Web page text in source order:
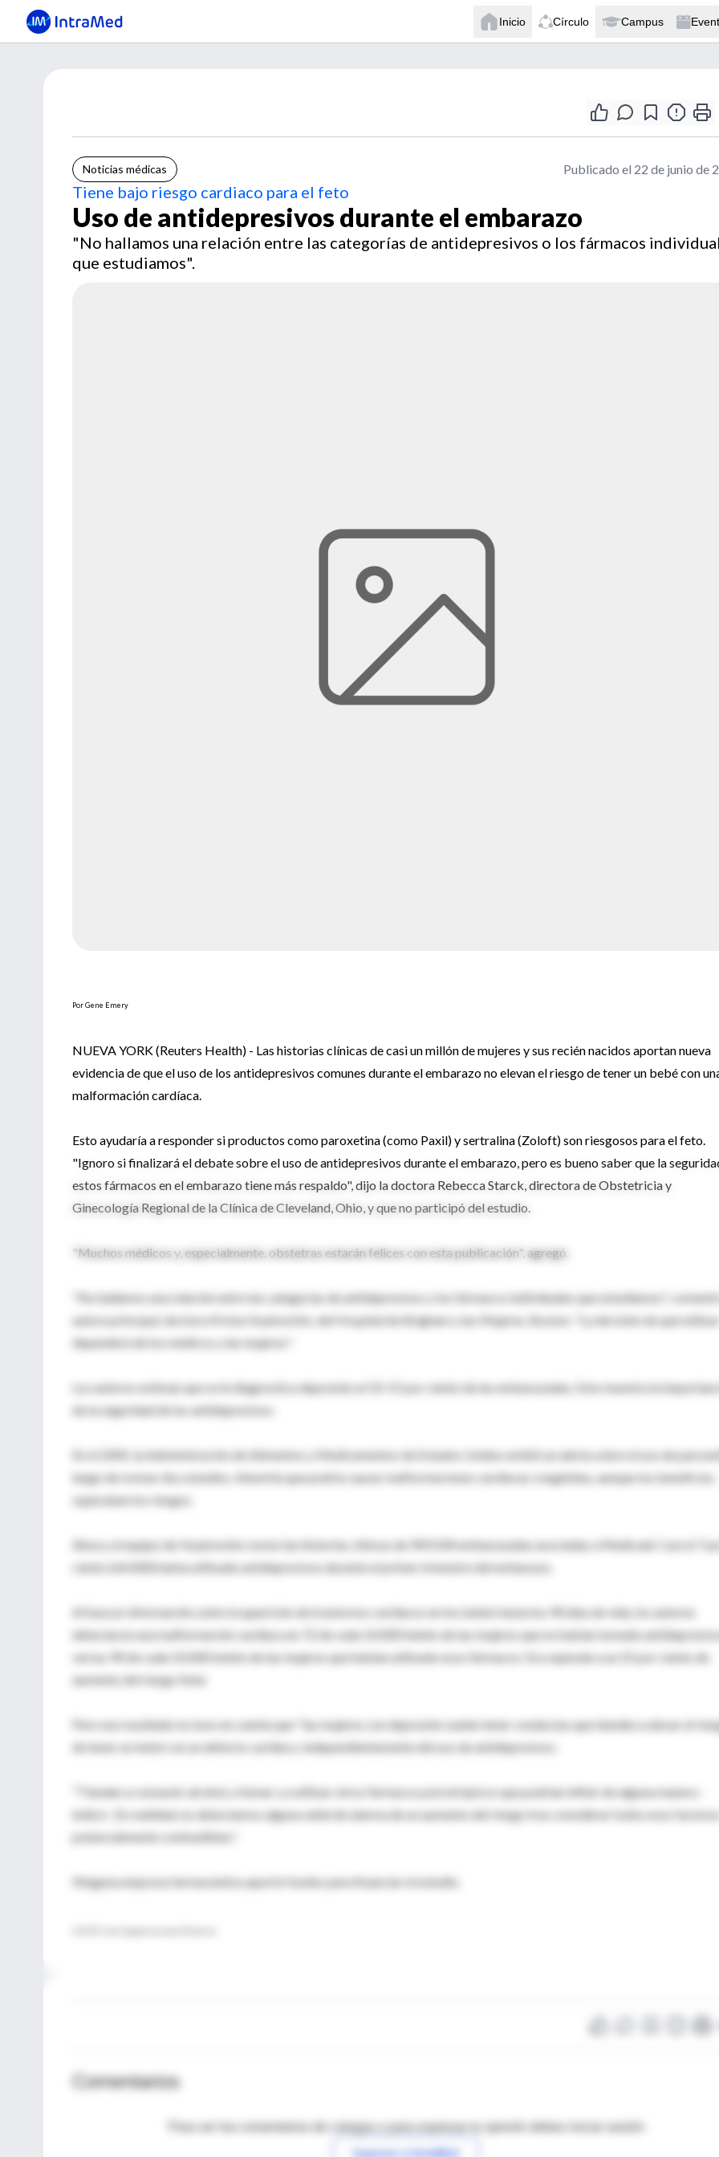
Inicio Círculo Campus
Noticias médicas Publicado el 22 de junio de
Tiene bajo riesgo cardiaco para el feto
Uso de antidepresivos durante el embarazo
"No hallamos una relación entre las categorías de antidepresivos o los fármacos
que estudiamos".
Por Gene Emery
NUEVA YORK (Reuters Health) - Las historias clínicas de casi un millón de mujeres y sus recién nacidos aportan nueva
evidencia de que el uso de los antidepresivos comunes durante el embarazo no elevan el riesgo de tener un bebé con
malformación cardíaca.
Esto ayudaría a responder si productos como paroxetina (como Paxil) y sertralina (Zoloft) son riesgosos para el feto.
"Ignoro si finalizará el debate sobre el uso de antidepresivos durante el embarazo, pero es bueno saber que la
estos fármacos en el embarazo tiene más respaldo", dijo la doctora Rebecca Starck, directora de Obstetricia y
Ginecología Regional de la Clínica de Cleveland, Ohio, y que no participó del estudio.
"Muchos médicos y, especialmente, obstetras estarán felices con esta publicación", agregó.
"No hallamos una relación entre las categorías de antidepresivos o los fármacos individuales que estudiamos",
autora principal, doctora Krista Huybrechts, del Hospital de Brigham y las Mujeres, Boston. "La decisión de qué
dependerá de los médicos y las mujeres".
Los autores estiman que se le diagnostica depresión al 10-15 por ciento de las embarazadas. Esto muestra la
de la seguridad de los antidepresivos.
En el 2005, la Administración de Alimentos y Medicamentos de Estados Unidos emitió un alerta sobre el uso de
luego de revisar dos estudios. Advertía que podría causar malformaciones cardíacas congénitas, aunque los beneficios
superaban los riesgos.
Ahora, el equipo de Huybrechts revisó las historias clínicas de 949.504 embarazadas asociadas a Medicaid. Casi el 7
ciento (64.000) había utilizado antidepresivos durante el primer trimestre del embarazo.
Al buscar información sobre la aparición de trastornos cardíacos en los bebés hasta los 90 días de vida, los autores
detectaron una malformación cardíaca en 72 de cada 10.000 bebés de las mujeres que no habían tomado
versus 90 de cada 10.000 bebés de las mujeres que habían utilizado esos fármacos. Eso equivale a un 25 por ciento de
aumento del riesgo fetal.
Pero ese resultado no tuvo en cuenta que "las mujeres con depresión suelen tener conductas que tienden a elevar el
de tener un bebé con un defecto cardíaco, independientemente del uso de antidepresivos.
"Tienden a consumir alcohol, a fumar y a utilizar otros fármacos psicotrópicos que podrían influir de alguna manera -
indicó-. En realidad, no detectamos alguna señal de alarma de un aumento del riesgo tras considerar todos esos
potencialmente confundibles".
Ninguna empresa farmacéutica aportó fondos para financiar el estudio.
Comentarios
Para ver los comentarios de colegas o para expresar tu opinión debes iniciar sesión
Ingresar a IntraMed